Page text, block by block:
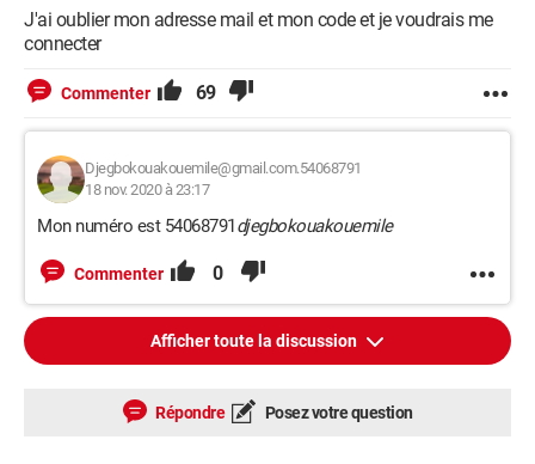
J'ai oublier mon adresse mail et mon code et je voudrais me
connecter
Commenter 69
Djegbokouakouemile@gmail.com.54068791
18 nov. 2020 à 23:17
Mon numéro est 54068791djegbokouakouemile
Commenter 0
Afficher toute la discussion
Répondre Posez votre question